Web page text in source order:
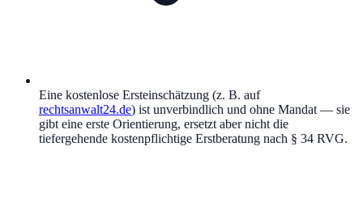
Eine kostenlose Ersteinschätzung (z. B. auf
rechtsanwalt24.de) ist unverbindlich und ohne Mandat — sie
gibt eine erste Orientierung, ersetzt aber nicht die
tiefergehende kostenpflichtige Erstberatung nach § 34 RVG.